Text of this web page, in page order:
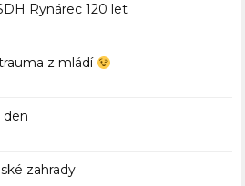
Rynárec 120 let
z mládí
den
zahrady